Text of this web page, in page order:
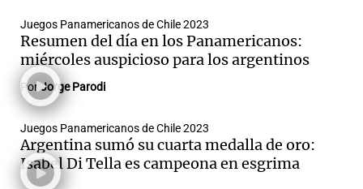
Juegos Panamericanos de Chile 2023
Resumen del día en los Panamericanos:
miércoles auspicioso para los argentinos
PorJorge Parodi
Juegos Panamericanos de Chile 2023
Argentina sumó su cuarta medalla de oro:
Isabel Di Tella es campeona en esgrima